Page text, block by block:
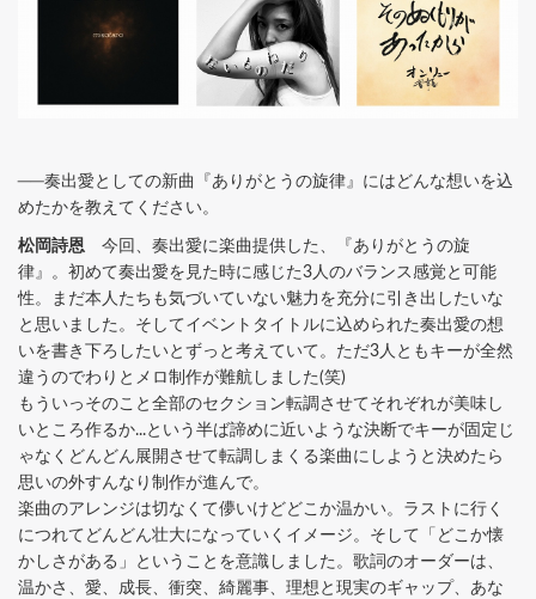
──奏出愛としての新曲『ありがとうの旋律』にはどんな想いを込
めたかを教えてください。
松岡詩恩 今回、奏出愛に楽曲提供した、『ありがとうの旋
律』。初めて奏出愛を見た時に感じた3人のバランス感覚と可能
性。まだ本人たちも気づいていない魅力を充分に引き出したいな
と思いました。そしてイベントタイトルに込められた奏出愛の想
いを書き下ろしたいとずっと考えていて。ただ3人ともキーが全然
違うのでわりとメロ制作が難航しました(笑)
もういっそのこと全部のセクション転調させてそれぞれが美味し
いところ作るか...という半ば諦めに近いような決断でキーが固定じ
ゃなくどんどん展開させて転調しまくる楽曲にしようと決めたら
思いの外すんなり制作が進んで。
楽曲のアレンジは切なくて儚いけどどこか温かい。ラストに行く
につれてどんどん壮大になっていくイメージ。そして「どこか懐
かしさがある」ということを意識しました。歌詞のオーダーは、
温かさ、愛、成長、衝突、綺麗事、理想と現実のギャップ、あな